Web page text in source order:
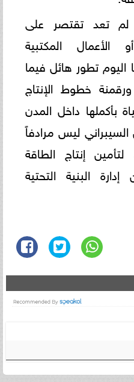
لم تعد تقتصر على
الأعمال المكتبية
اليوم تطور هائل فيما
خطوط الإنتاج
بأكملها داخل المدن
السيبراني ليس مرادفاً
إنتاج الطاقة
إدارة البنية التحتية